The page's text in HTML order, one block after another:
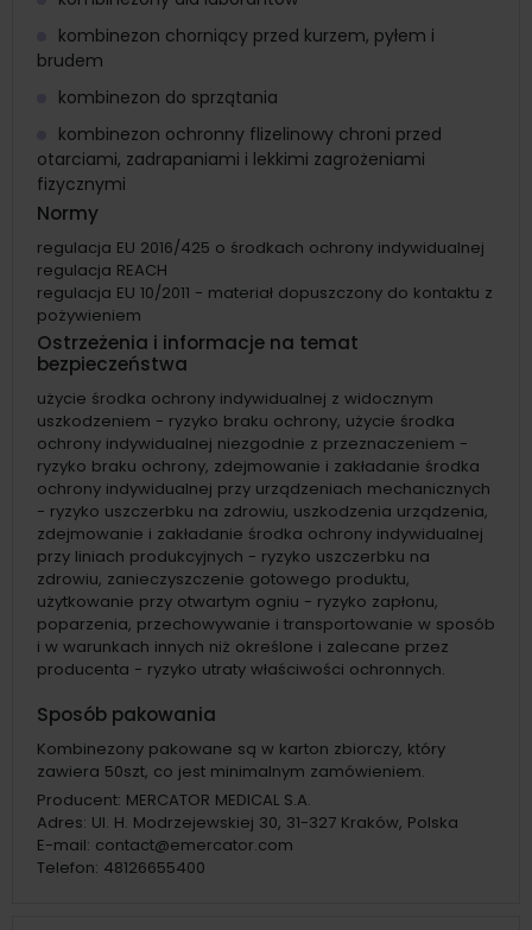
kombinezon chorniący przed kurzem, pyłem i
brudem
kombinezon do sprzątania
kombinezon ochronny flizelinowy chroni przed
otarciami, zadrapaniami i lekkimi zagrożeniami
fizycznymi
Normy
regulacja EU 2016/425 o środkach ochrony indywidualnej
regulacja REACH
regulacja EU 10/2011 - materiał dopuszczony do kontaktu z
pożywieniem
Ostrzeżenia i informacje na temat
bezpieczeństwa
użycie środka ochrony indywidualnej z widocznym
uszkodzeniem - ryzyko braku ochrony, użycie środka
ochrony indywidualnej niezgodnie z przeznaczeniem -
ryzyko braku ochrony, zdejmowanie i zakładanie środka
ochrony indywidualnej przy urządzeniach mechanicznych
- ryzyko uszczerbku na zdrowiu, uszkodzenia urządzenia,
zdejmowanie i zakładanie środka ochrony indywidualnej
przy liniach produkcyjnych - ryzyko uszczerbku na
zdrowiu, zanieczyszczenie gotowego produktu,
użytkowanie przy otwartym ogniu - ryzyko zapłonu,
poparzenia, przechowywanie i transportowanie w sposób
i w warunkach innych niż określone i zalecane przez
producenta - ryzyko utraty właściwości ochronnych.
Sposób pakowania
Kombinezony pakowane są w karton zbiorczy, który
zawiera 50szt, co jest minimalnym zamówieniem.
Producent: MERCATOR MEDICAL S.A.
Adres: Ul. H. Modrzejewskiej 30, 31-327 Kraków, Polska
E-mail: contact@emercator.com
Telefon: 48126655400